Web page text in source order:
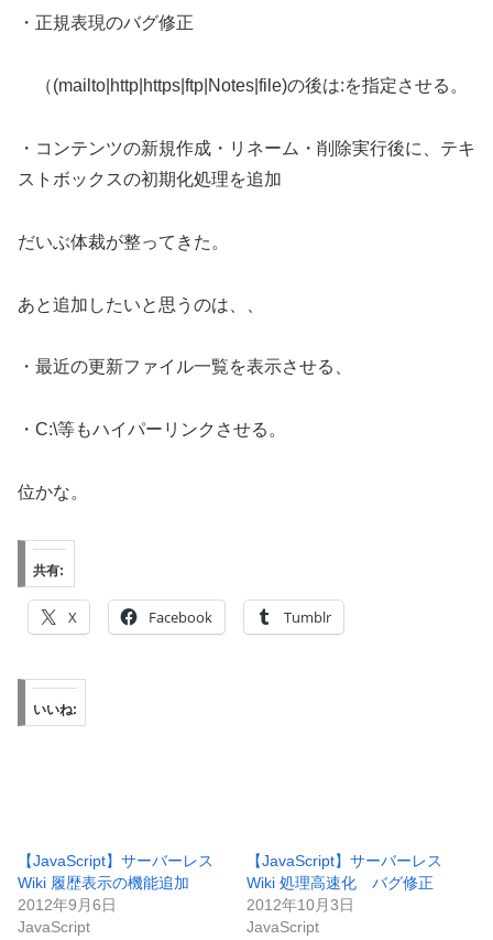
・正規表現のバグ修正
（(mailto|http|https|ftp|Notes|file)の後は:を指定させる。
・コンテンツの新規作成・リネーム・削除実行後に、テキ
ストボックスの初期化処理を追加
だいぶ体裁が整ってきた。
あと追加したいと思うのは、、
・最近の更新ファイル一覧を表示させる、
・C:\等もハイパーリンクさせる。
位かな。
共有:
X Facebook Tumblr
いいね:
【JavaScript】サーバーレス
Wiki 履歴表示の機能追加
2012年9月6日
JavaScript
【JavaScript】サーバーレス
Wiki 処理高速化 バグ修正
2012年10月3日
JavaScript